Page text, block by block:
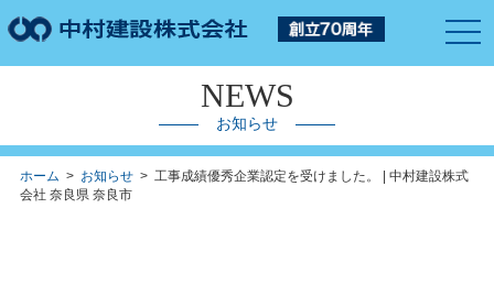
NEWS
お知らせ
ホーム > お知らせ> 工事成績優秀企業認定を受けました。 | 中村建設株式
会社 奈良県 奈良市